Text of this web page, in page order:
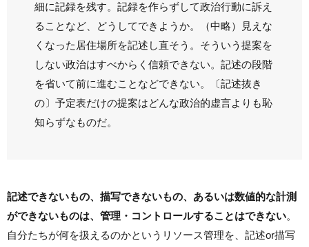
細に記録を残す。記録を作らずして政治行動に訴え
ることなど、どうしてできようか。（中略）見えな
くなった居住場所を記述し直そう。そういう提案を
しない政治はすべからく信頼できない。記述の段階
を省いて前に進むことなどできない。〔記述抜き
の〕予定表だけの提案はどんな政治的虚言よりも恥
知らずなものだ。
記述できないもの、描写できないもの、あるいは数値的な計測
ができないものは、管理・コントロールすることはできない。
自分たちが何を扱えるのかというリソース管理を、記述or描写